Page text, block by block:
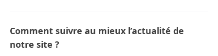
Comment suivre au mieux l’actualité de
notre site ?